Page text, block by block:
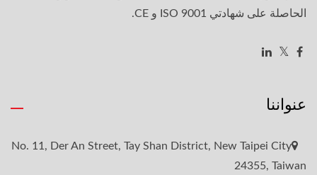
الحاصلة على شهادتي ISO 9001 و CE.
عنواننا
No. 11, Der An Street, Tay Shan District, New Taipei City
24355, Taiwan